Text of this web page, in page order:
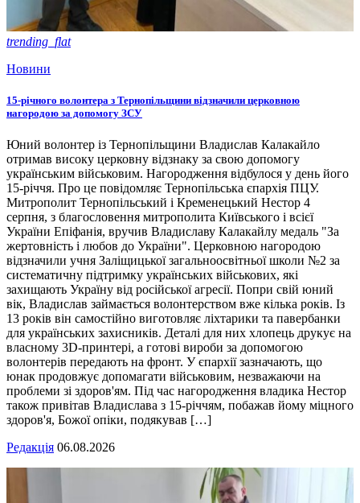
trending_flat
Новини
15-річного волонтера з Тернопільщини відзначили церковною
нагородою за допомогу ЗСУ
Юний волонтер із Тернопільщини Владислав Калакайло
отримав високу церковну відзнаку за свою допомогу
українським військовим. Нагородження відбулося у день його
15-річчя. Про це повідомляє Тернопільська єпархія ПЦУ.
Митрополит Тернопільський і Кременецький Нестор 4
серпня, з благословення митрополита Київського і всієї
України Епіфанія, вручив Владиславу Калакайлу медаль "За
жертовність і любов до України". Церковною нагородою
відзначили учня Заліщицької загальноосвітньої школи №2 за
систематичну підтримку українських військових, які
захищають Україну від російської агресії. Попри свій юний
вік, Владислав займається волонтерством вже кілька років. Із
13 років він самостійно виготовляє ліхтарики та павербанки
для українських захисників. Деталі для них хлопець друкує на
власному 3D-принтері, а готові вироби за допомогою
волонтерів передають на фронт. У єпархії зазначають, що
юнак продовжує допомагати військовим, незважаючи на
проблеми зі здоров'ям. Під час нагородження владика Нестор
також привітав Владислава з 15-річчям, побажав йому міцного
здоров'я, Божої опіки, подякував […]
Редакція 06.08.2026